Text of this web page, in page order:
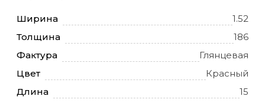
Ширина
1.52
Толщина
186
Фактура
Глянцевая
Цвет
Красный
Длина
15